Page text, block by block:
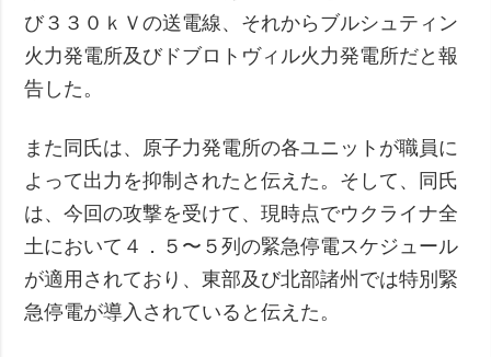
び３３０ｋＶの送電線、それからブルシュティン
火力発電所及びドブロトヴィル火力発電所だと報
告した。
また同氏は、原子力発電所の各ユニットが職員に
よって出力を抑制されたと伝えた。そして、同氏
は、今回の攻撃を受けて、現時点でウクライナ全
土において４．５〜５列の緊急停電スケジュール
が適用されており、東部及び北部諸州では特別緊
急停電が導入されていると伝えた。